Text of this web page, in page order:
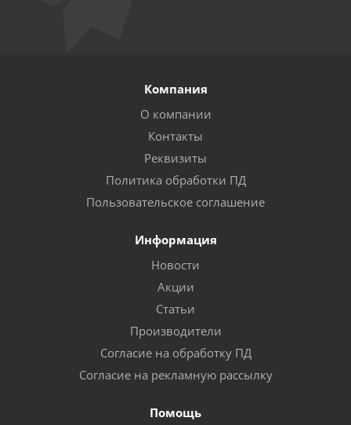
Компания
О компании
Контакты
Реквизиты
Политика обработки ПД
Пользовательское соглашение
Информация
Новости
Акции
Статьи
Производители
Согласие на обработку ПД
Согласие на рекламную рассылку
Помощь